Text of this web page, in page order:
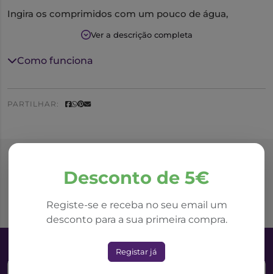
Ingira os comprimidos com um pouco de água,
preferencialmente às refeições ou 30 minutos antes de
se deitar, segundo a recomendação médica ou
farmacêutica.
Ver a descrição completa
Como funciona
PARTILHAR:
Desconto de 5€
Registe-se e receba no seu email um
desconto para a sua primeira compra.
Registar já